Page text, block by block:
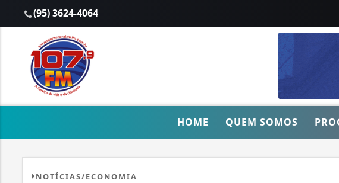
(95) 3624-4064
HOME QUEM SOMOS
NOTÍCIAS/ECONOMIA